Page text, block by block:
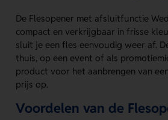
De Flesopener met afsluitfunctie
compact en verkrijgbaar in frisse
sluit je een fles eenvoudig weer af.
thuis, op een event of als
product voor het aanbrengen van
prijs op.
Voordelen van de